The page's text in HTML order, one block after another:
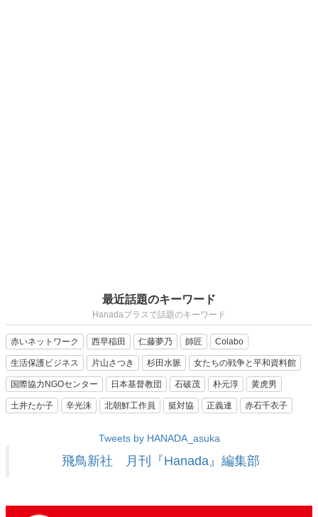
最近話題のキーワード
Hanadaプラスで話題のキーワード
赤いネットワーク 西早稲田 仁藤夢乃 師匠 Colabo
生活保護ビジネス 片山さつき 杉田水脈 女たちの戦争と平和資料館
国際協力NGOセンター 日本基督教団 石破茂 朴元淳 黄虎男
土井たか子 辛光洙 北朝鮮工作員 挺対協 正義連 赤石千衣子
Tweets by HANADA_asuka
飛鳥新社 月刊『Hanada』編集部